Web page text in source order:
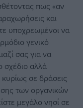
πως «αν
και
υποχρεωμένοι να
γενικό
σας για να
σχέδιο αλλά
κυρίως σε δράσεις
των οργανικών
μεγάλο νησί σε